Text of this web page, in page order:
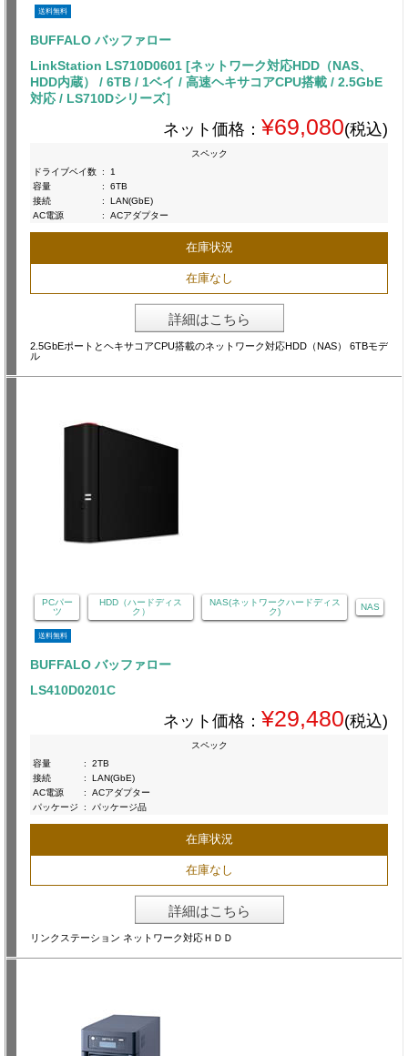
送料無料
BUFFALO バッファロー
LinkStation LS710D0601 [ネットワーク対応HDD（NAS、
HDD内蔵） / 6TB / 1ベイ / 高速ヘキサコアCPU搭載 / 2.5GbE
対応 / LS710Dシリーズ］
ネット価格： ¥69,080(税込)
スペック
ドライブベイ数 :
1
容量
:
6TB
接続
:
LAN(GbE)
AC電源
: ACアダプター
在庫状況
在庫なし
詳細はこちら
2.5GbEポートとヘキサコアCPU搭載のネットワーク対応HDD（NAS） 6TBモデ
ル
PCパー
ツ
HDD（ハードディス
ク）
NAS(ネットワークハードディス
ク)
NAS
送料無料
BUFFALO バッファロー
LS410D0201C
ネット価格： ¥29,480(税込)
スペック
容量
:
2TB
接続
:
LAN(GbE)
AC電源
:
ACアダプター
パッケージ
: パッケージ品
在庫状況
在庫なし
詳細はこちら
リンクステーション ネットワーク対応ＨＤＤ